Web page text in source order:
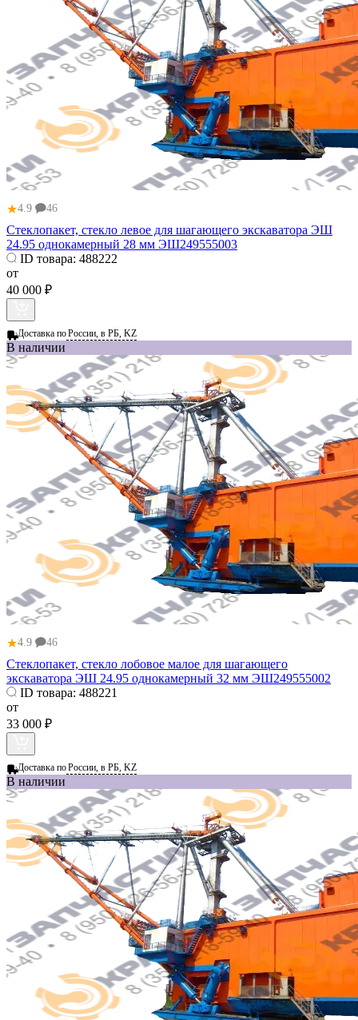
★4.9 46
Стеклопакет, стекло левое для шагающего экскаватора ЭШ
24.95 однокамерный 28 мм ЭШ249555003
ID товара: 488222
от
40 000 ₽
Доставка поРоссии, в РБ, KZ
В наличии
★4.9 46
Стеклопакет, стекло лобовое малое для шагающего
экскаватора ЭШ 24.95 однокамерный 32 мм ЭШ249555002
ID товара: 488221
от
33 000 ₽
Доставка поРоссии, в РБ, KZ
В наличии